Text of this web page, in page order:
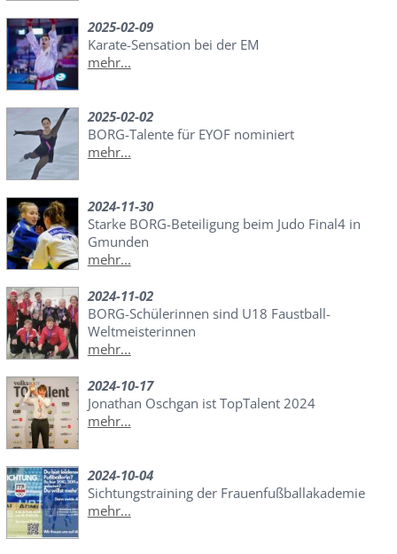
2025-02-09
Karate-Sensation bei der EM
mehr...
2025-02-02
BORG-Talente für EYOF nominiert
mehr...
2024-11-30
Starke BORG-Beteiligung beim Judo Final4 in
Gmunden
mehr...
2024-11-02
BORG-Schülerinnen sind U18 Faustball-
Weltmeisterinnen
mehr...
2024-10-17
Jonathan Oschgan ist TopTalent 2024
mehr...
2024-10-04
Sichtungstraining der Frauenfußballakademie
mehr...